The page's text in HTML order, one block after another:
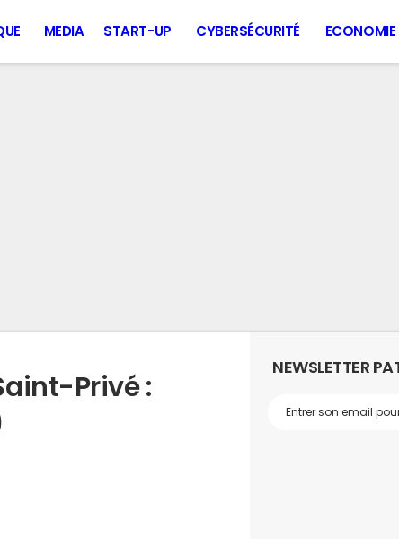
MEDIA START-UP CYBERSÉCURITÉ ECONOMIE
Privé :
NEWSLETTER